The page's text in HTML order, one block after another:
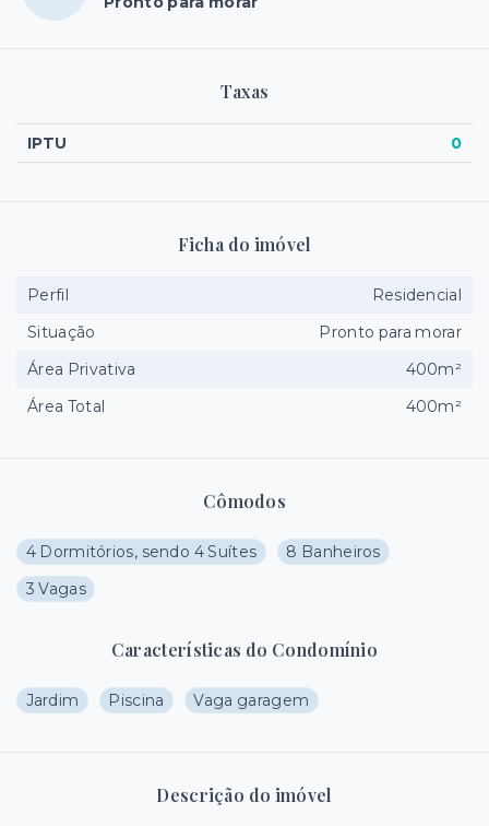
Cômodos
4 Dormitórios, sendo 4 Suítes
8 Banheiros
3 Vagas
Características do Condomínio
Jardim Piscina Vaga garagem
Descrição do imóvel
Taxas
IPTU 0
Ficha do imóvel
Perfil
Residencial
Situação
Pronto para morar
Área Privativa
400m²
Área Total
400m²